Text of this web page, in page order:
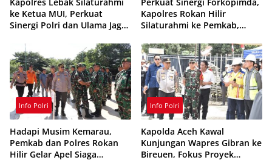
Kapolres Lebak Silaturahmi
ke Ketua MUI, Perkuat
Sinergi Polri dan Ulama Jaga
Perkuat Sinergi Forkopimda,
Kapolres Rokan Hilir
Silaturahmi ke Pemkab,
Info Polri
Hadapi Musim Kemarau,
Pemkab dan Polres Rokan
Hilir Gelar Apel Siaga
Info Polri
Kapolda Aceh Kawal
Kunjungan Wapres Gibran ke
Bireuen, Fokus Proyek